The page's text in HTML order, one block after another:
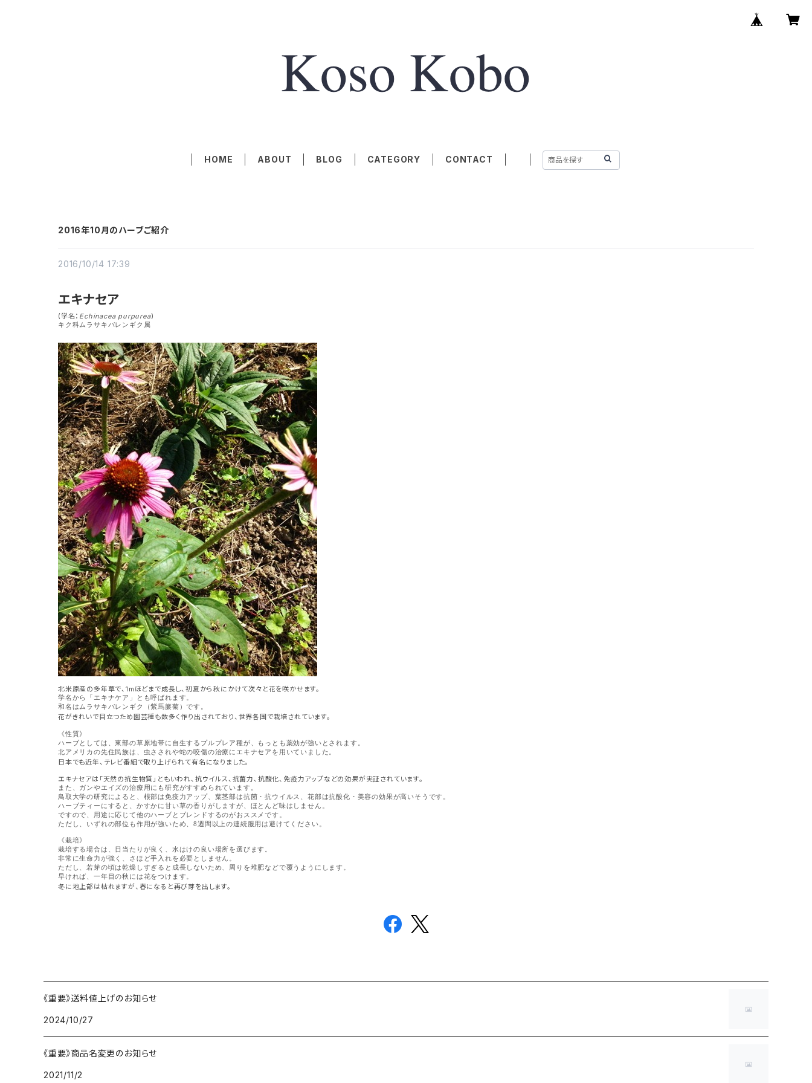
HOME ABOUT BLOG CATEGORY CONTACT
2016年10月のハーブご紹介
2016/10/14 17:39
エキナセア
(学名： Echinacea purpurea)
キク科ムラサキバレンギク属
北米原産の多年草で、1mほどまで成長し、初夏から秋にかけて次々と花を咲かせます。
学名から「エキナケア」とも呼ばれます。
和名はムラサキバレンギク（紫馬簾菊）です。
花がきれいで目立つため園芸種も数多く作り出されており、世界各国で栽培されています。
《性質》
ハーブとしては、東部の草原地帯に自生するプルプレア種が、もっとも薬効が強いとされます。
北アメリカの先住民族は、虫さされや蛇の咬傷の治療にエキナセアを用いていました。
日本でも近年、テレビ番組で取り上げられて有名になりました。
エキナセアは「天然の抗生物質」ともいわれ、抗ウイルス、抗菌力、抗酸化、免疫力アップなどの効果が実証されています。
また、ガンやエイズの治療用にも研究がすすめられています。
鳥取大学の研究によると、根部は免疫力アップ、葉茎部は抗菌・抗ウイルス、花部は抗酸化・美容の効果が高いそうです。
ハーブティーにすると、かすかに甘い草の香りがしますが、ほとんど味はしません。
ですので、用途に応じて他のハーブとブレンドするのがおススメです。
ただし、いずれの部位も作用が強いため、8週間以上の連続服用は避けてください。
《栽培》
栽培する場合は、日当たりが良く、水はけの良い場所を選びます。
非常に生命力が強く、さほど手入れを必要としません。
ただし、若芽の頃は乾燥しすぎると成長しないため、周りを堆肥などで覆うようにします。
早ければ、一年目の秋には花をつけます。
冬に地上部は枯れますが、春になると再び芽を出します。
《重要》送料値上げのお知らせ
2024/10/27
《重要》商品名変更のお知らせ
2021/11/2